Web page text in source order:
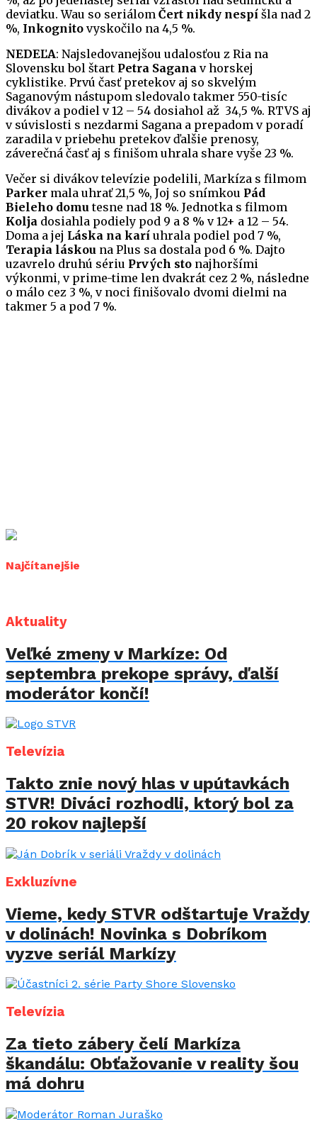
deviatku. Wau so seriálom Čert nikdy nespí šla nad 2
%, Inkognito vyskočilo na 4,5 %.
NEDEĽA: Najsledovanejšou udalosťou z Ria na
Slovensku bol štart Petra Sagana v horskej
cyklistike. Prvú časť pretekov aj so skvelým
Saganovým nástupom sledovalo takmer 550-tisíc
divákov a podiel v 12 – 54 dosiahol až 34,5 %. RTVS aj
v súvislosti s nezdarmi Sagana a prepadom v poradí
zaradila v priebehu pretekov ďalšie prenosy,
záverečná časť aj s finišom uhrala share vyše 23 %.
Večer si divákov televízie podelili, Markíza s filmom
Parker mala uhrať 21,5 %, Joj so snímkou Pád
Bieleho domutesne nad 18 %. Jednotka s filmom
Kolja dosiahla podiely pod 9 a 8 % v 12+ a 12 – 54.
Doma a jej Láska na karí uhrala podiel pod 7 %,
Terapia láskou na Plus sa dostala pod 6 %. Dajto
uzavrelo druhú sériu Prvých sto najhoršími
výkonmi, v prime-time len dvakrát cez 2 %, následne
o málo cez 3 %, v noci finišovalo dvomi dielmi na
takmer 5 a pod 7 %.
Najčítanejšie
Aktuality
Veľké zmeny v Markíze: Od
septembra prekope správy, ďalší
moderátor končí!
Televízia
Takto znie nový hlas v upútavkách
STVR! Diváci rozhodli, ktorý bol za
20 rokov najlepší
Exkluzívne
Vieme, kedy STVR odštartuje Vraždy
v dolinách! Novinka s Dobríkom
vyzve seriál Markízy
Televízia
Za tieto zábery čelí Markíza
škandálu: Obťažovanie v reality šou
má dohru